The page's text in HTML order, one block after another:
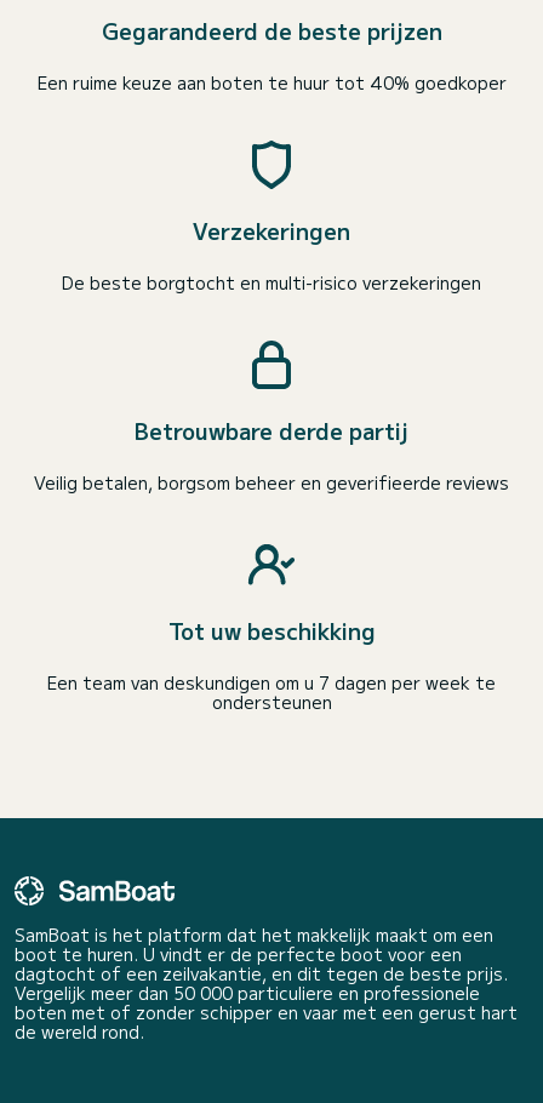
Gegarandeerd de beste prijzen
Een ruime keuze aan boten te huur tot 40% goedkoper
Verzekeringen
De beste borgtocht en multi-risico verzekeringen
Betrouwbare derde partij
Veilig betalen, borgsom beheer en geverifieerde reviews
Tot uw beschikking
Een team van deskundigen om u 7 dagen per week te
ondersteunen
SamBoat is het platform dat het makkelijk maakt om een
boot te huren. U vindt er de perfecte boot voor een
dagtocht of een zeilvakantie, en dit tegen de beste prijs.
Vergelijk meer dan 50 000 particuliere en professionele
boten met of zonder schipper en vaar met een gerust hart
de wereld rond.